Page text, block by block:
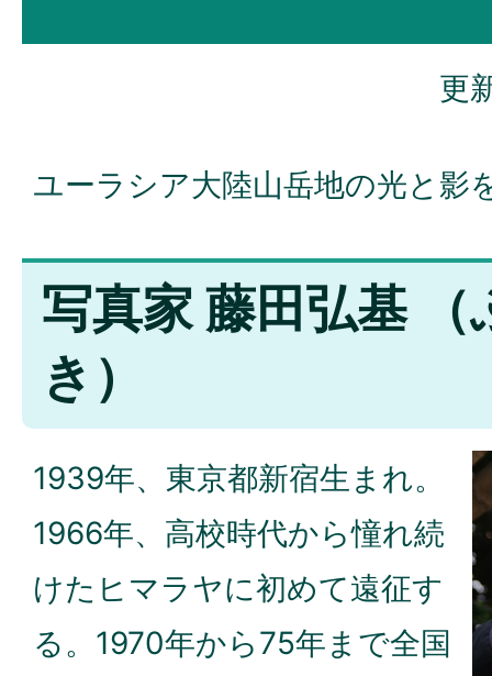
更
ユーラシア大陸山岳地の光と影
写真家 藤田弘基
き）
1939年、東京都新宿生まれ。
1966年、高校時代から憧れ続
けたヒマラヤに初めて遠征す
る。1970年から75年まで全国